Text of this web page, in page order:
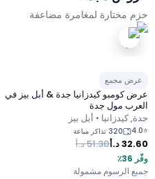
الحمرا مول
جدة بارك
2نشاط
دارين مول
2نشاط
مختارة لمغامرة مضاعفة
مجمع
كيدزانيا جدة & أبل بيز في
مول جدة
• أبل بيز
320 تذاكر مباعة
د.أ51.30د.أ
الرسوم مشمولة